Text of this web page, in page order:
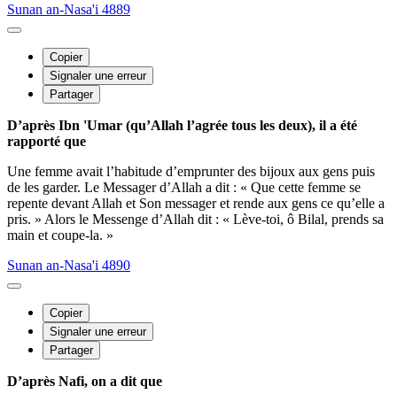
Sunan an-Nasa'i 4889
Copier
Signaler une erreur
Partager
D’après Ibn 'Umar (qu’Allah l’agrée tous les deux), il a été
rapporté que
Une femme avait l’habitude d’emprunter des bijoux aux gens puis
de les garder. Le Messager d’Allah a dit : « Que cette femme se
repente devant Allah et Son messager et rende aux gens ce qu’elle a
pris. » Alors le Messenge d’Allah dit : « Lève-toi, ô Bilal, prends sa
main et coupe-la. »
Sunan an-Nasa'i 4890
Copier
Signaler une erreur
Partager
D’après Nafi, on a dit que